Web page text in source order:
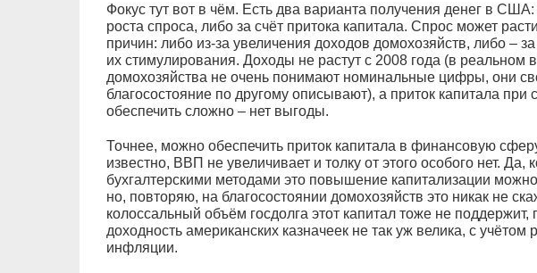
Фокус тут вот в чём. Есть два варианта получения денег в США:
роста спроса, либо за счёт притока капитала. Спрос может
причин: либо из-за увеличения доходов домохозяйств, либо –
их стимулирования. Доходы не растут с 2008 года (в реальном
домохозяйства не очень понимают номинальные цифры, они
благосостояние по другому описывают), а приток капитала при
обеспечить сложно – нет выгоды.
Точнее, можно обеспечить приток капитала в финансовую
известно, ВВП не увеличивает и толку от этого особого нет. Да,
бухгалтерскими методами это повышение капитализации
но, повторяю, на благосостоянии домохозяйств это никак не
колоссальный объём госдолга этот капитал тоже не поддержит,
доходность американских казначеек не так уж велика, с учётом
инфляции.